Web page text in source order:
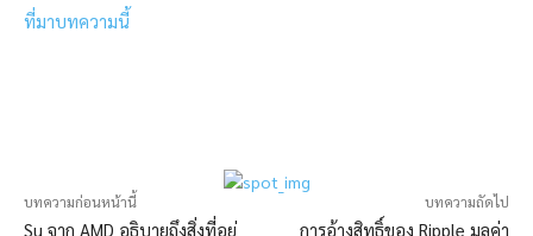
ที่มาบทความนี้
บทความก่อนหน้านี้
Su จาก AMD อธิบายถึงสิ่งที่อยู่
บทความถัดไป
การอ้างสิทธิ์ของ Ripple มูลค่า